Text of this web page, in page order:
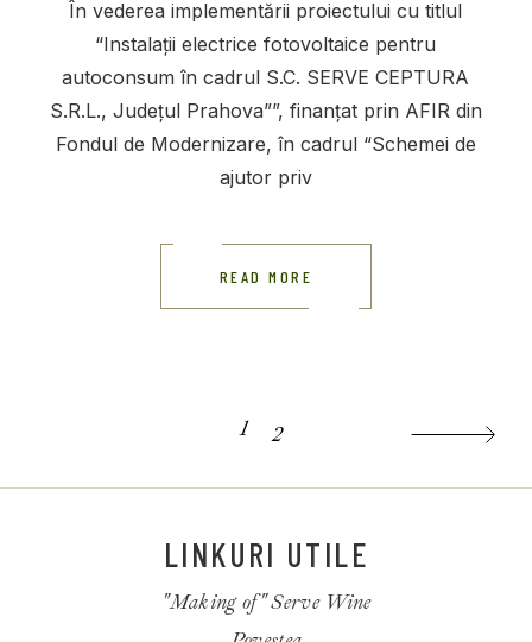
În vederea implementării proiectului cu titlul
“Instalații electrice fotovoltaice pentru
autoconsum în cadrul S.C. SERVE CEPTURA
S.R.L., Județul Prahova””, finanțat prin AFIR din
Fondul de Modernizare, în cadrul “Schemei de
ajutor priv
READ MORE
1 2
LINKURI UTILE
"Making of" Serve Wine